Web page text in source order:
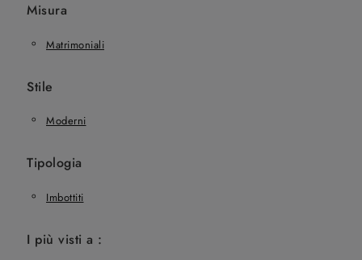
Misura
Matrimoniali
Stile
Moderni
Tipologia
Imbottiti
I più visti a :